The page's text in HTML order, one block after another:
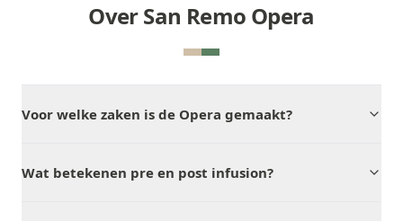
Over San Remo Opera
Voor welke zaken is de Opera gemaakt?
Wat betekenen pre en post infusion?